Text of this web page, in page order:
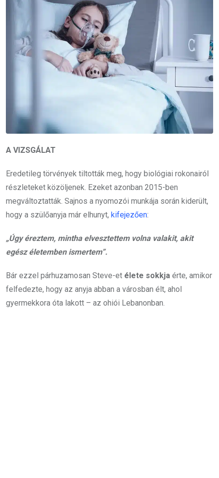
A VIZSGÁLAT
Eredetileg törvények tiltották meg, hogy biológiai rokonairól
részleteket közöljenek. Ezeket azonban 2015-ben
megváltoztatták. Sajnos a nyomozói munkája során kiderült,
hogy a szülőanyja már elhunyt, kifejezően:
„Úgy éreztem, mintha elvesztettem volna valakit, akit
egész életemben ismertem”.
Bár ezzel párhuzamosan Steve-et élete sokkja érte, amikor
felfedezte, hogy az anyja abban a városban élt, ahol
gyermekkora óta lakott – az ohiói Lebanonban.